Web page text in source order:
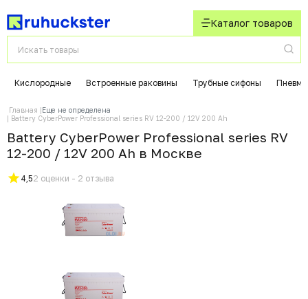
Каталог товаров
Кислородные Встроенные раковины Трубные сифоны
Главная
Еще не определена
Battery CyberPower Professional series RV 12-200 / 12V 200 Ah
Battery CyberPower Professional series RV
12-200 / 12V 200 Ah в Москвe
4,52 оценки - 2 отзыва